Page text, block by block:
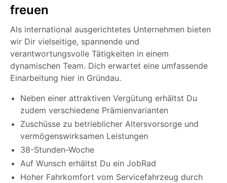
freuen
Als international ausgerichtetes Unternehmen bieten
wir Dir vielseitige, spannende und
verantwortungsvolle Tätigkeiten in einem
dynamischen Team. Dich erwartet eine umfassende
Einarbeitung hier in Gründau.
Neben einer attraktiven Vergütung erhältst Du
zudem verschiedene Prämienvarianten
Zuschüsse zu betrieblicher Altersvorsorge und
vermögenswirksamen Leistungen
38-Stunden-Woche
Auf Wunsch erhältst Du ein JobRad
Hoher Fahrkomfort vom Servicefahrzeug durch